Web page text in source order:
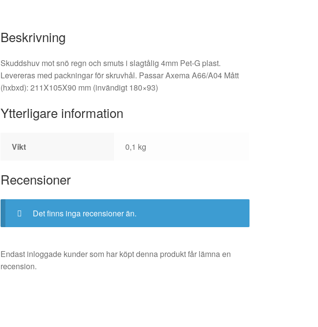
Beskrivning
Skuddshuv mot snö regn och smuts i slagtålig 4mm Pet-G plast.
Levereras med packningar för skruvhål. Passar Axema A66/A04 Mått
(hxbxd): 211X105X90 mm (invändigt 180×93)
Ytterligare information
Vikt 0,1 kg
Recensioner
Det finns inga recensioner än.
Endast inloggade kunder som har köpt denna produkt får lämna en
recension.